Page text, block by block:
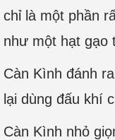
chỉ là một phần
như một hạt gạo
Càn Kình đánh
lại dùng đấu khí
Càn Kình nhỏ